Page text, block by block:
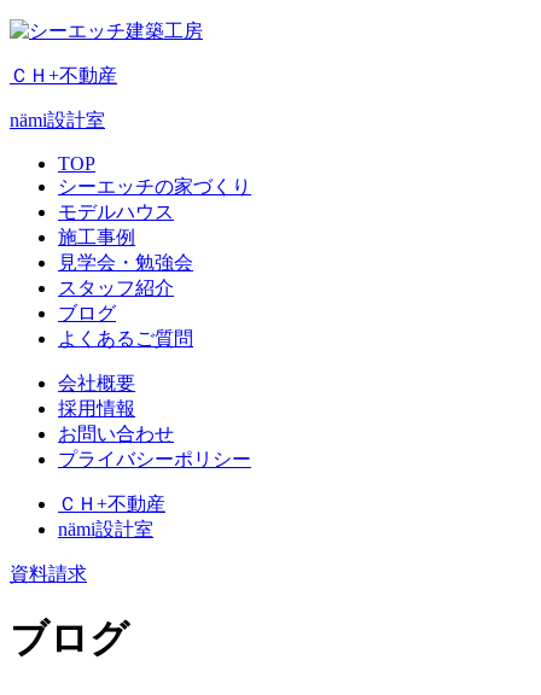
ＣＨ+不動産
nämi設計室
TOP
シーエッチの家づくり
モデルハウス
施工事例
見学会・勉強会
スタッフ紹介
ブログ
よくあるご質問
会社概要
採用情報
お問い合わせ
プライバシーポリシー
ＣＨ+不動産
nämi設計室
資料請求
ブログ